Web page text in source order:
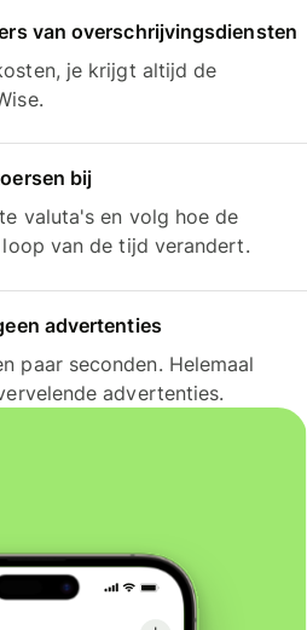
van overschrijvingsdiensten
je krijgt altijd de
bij
valuta's en volg hoe de
van de tijd verandert.
advertenties
paar seconden. Helemaal
advertenties.